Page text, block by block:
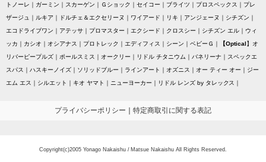
トノーレ
ガーミン スカーゲン Ｇショック セイコー ブライツ プロスペックス
プレ
ザージュ
ルキア ドルチェ＆エクセリーヌ ワイアード リキ アンジェーヌ
シチズン
エコドライブワン
アテッサ プロマスター エクシード クロスシー シチズン エル
ウィ
ッカ
カシオ オシアナス プロトレック エディフィス シーン ベビーＧ Optical
オ
リバーピープルズ
ポールスミス オークリー リドル チタニウム バネリーナ
スペックエ
スパス
ハスキーノイズ ソリッドブルー ラインアート オズニス オー ティー オー
ジー
エム エス
シルエット キオ ヤマト ニューヨーカー リドル レンズ by タレックス
プライバシーポリシー 特定商取引に関する表記
Copyright(c)2005 Yonago Nakaishu / Matsue Nakaishu All Rights Reserved.